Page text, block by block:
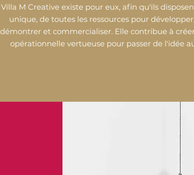
Villa M Creative existe pour eux, afin qu'ils
unique, de toutes les ressources pour
démontrer et commercialiser. Elle contribue à
opérationnelle vertueuse pour passer de l'idée